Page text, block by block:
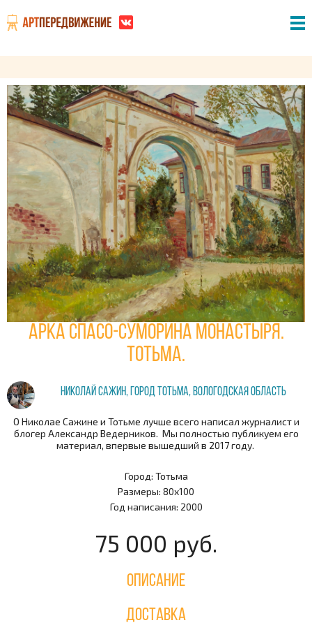
Арка Спасо-Суморина монастыря.
Тотьма.
Николай Сажин, город Тотьма, Вологодская область
О Николае Сажине и Тотьме лучше всего написал журналист и
блогер Александр Ведерников. Мы полностью публикуем его
материал, впервые вышедший в 2017 году.
Город: Тотьма
Размеры: 80х100
Год написания: 2000
75 000 руб.
Описание
Доставка